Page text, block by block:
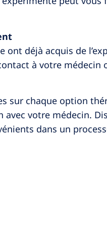
déjà acquis de
à votre médecin
sur chaque option
votre médecin.
dans un